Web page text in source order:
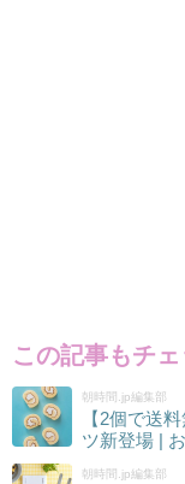
この記事もチェ
朝時間.jp編集部
【2個で送
ツ新登場 |
朝時間.jp編集部